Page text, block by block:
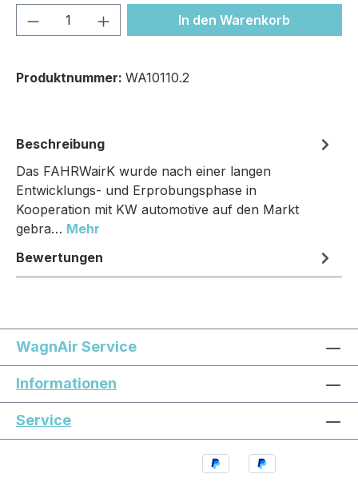
Produkt Anzahl: Gib denIn den Warenkorb
Produktnummer: WA10110.2
Beschreibung
Das FAHRWairK wurde nach einer langen
Entwicklungs- und Erprobungsphase in
Kooperation mit KW automotive auf den Markt
gebra… Mehr
Bewertungen
WagnAir Service
Informationen
Service